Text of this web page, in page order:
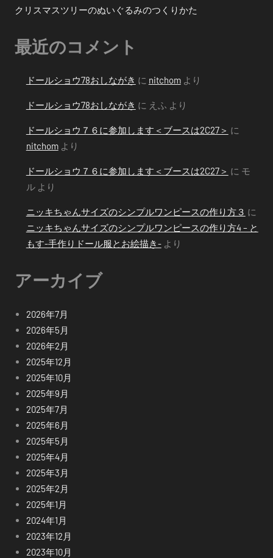
クリスマスツリーのぬいぐるみのつくりかた
最近のコメント
ドールショウ78おしながき に nitchomより
ドールショウ78おしながき に えふ より
ドールショウ７６に参加します＜ブースは2C27＞ に
nitchomより
ドールショウ７６に参加します＜ブースは2C27＞ に モ
ルより
ニッキちゃんサイズのシンプルワンピースの作り方３ に
ニッキちゃんサイズのシンプルワンピースの作り方4 – と
もす-手作りドール服とお絵描き-より
アーカイブ
2026年7月
2026年5月
2026年2月
2025年12月
2025年10月
2025年9月
2025年7月
2025年6月
2025年5月
2025年4月
2025年3月
2025年2月
2025年1月
2024年1月
2023年12月
2023年10月